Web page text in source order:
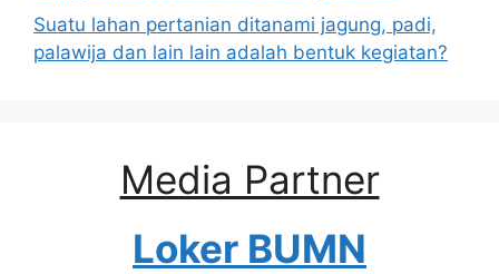
Suatu lahan pertanian ditanami jagung, padi,
palawija dan lain lain adalah bentuk kegiatan?
Media Partner
Loker BUMN